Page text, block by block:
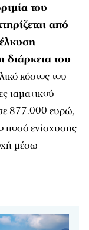
του
από
διάρκεια του
κόστος του
ιαματικού
877.000 ευρώ,
ποσό ενίσχυσης
μέσω